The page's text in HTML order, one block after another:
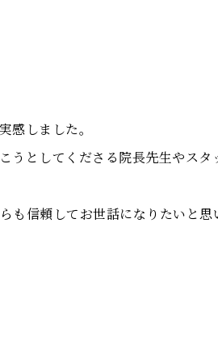
しました。
うとしてくださる院長先生やスタ
信頼してお世話になりたいと思